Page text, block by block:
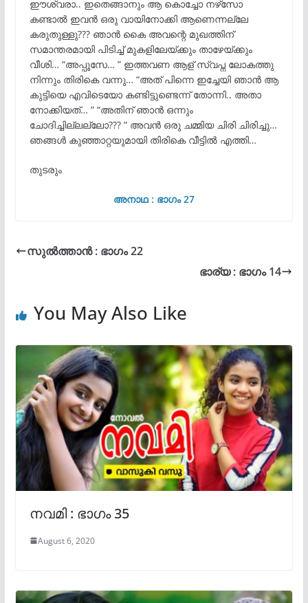
ഈശ്വരാ.. ഇതെങ്ങാനും ആ കൊച്ചോ നഴ്‌സോ
കണ്ടാൽ ഇവൻ ഒരു വായിനോക്കി ആണെന്നല്ലേ
കരുതുള്ളു??? ഞാൻ കൈ അവന്റെ മുഖത്തിന്‌
സമാന്തരമായി പിടിച്ച് മുകളിലേയ്ക്കും താഴേയ്ക്കും
വീശി… “അപ്പൂസേ… ” ഇത്തവണ ആള് സ്വപ്ന ലോകത്തു
നിന്നും തിരികെ വന്നു… “അത് പിന്നെ ഇച്ചേയി ഞാൻ ആ
കുട്ടിയെ എവിടെയോ കണ്ടിട്ടുണ്ടെന്ന് തോന്നി.. അതാ
നോക്കിയത്… ” “അതിന് ഞാൻ ഒന്നും
ചോദിച്ചില്ലല്ലോ??? ” അവൻ ഒരു ചമ്മിയ ചിരി ചിരിച്ചു…
ഞങ്ങൾ കുഞ്ഞാറ്റയുമായി തിരികെ വീട്ടിൽ എത്തി…
തുടരും
അനാഥ : ഭാഗം 27
സുൽത്താൻ : ഭാഗം 22
ഭാര്യ : ഭാഗം 14
You May Also Like
നവമി : ഭാഗം 35
August 6, 2020